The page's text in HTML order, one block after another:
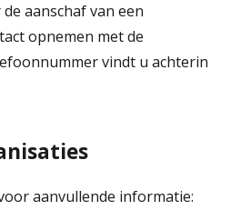
aanschaf van een
opnemen met de
vindt u achterin
aanvullende informatie: